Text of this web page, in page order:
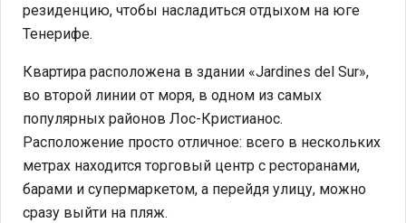
резиденцию, чтобы насладиться отдыхом на юге
Тенерифе.
Квартира расположена в здании «Jardines del Sur»,
во второй линии от моря, в одном из самых
популярных районов Лос-Кристианос.
Расположение просто отличное: всего в нескольких
метрах находится торговый центр с ресторанами,
барами и супермаркетом, а перейдя улицу, можно
сразу выйти на пляж.